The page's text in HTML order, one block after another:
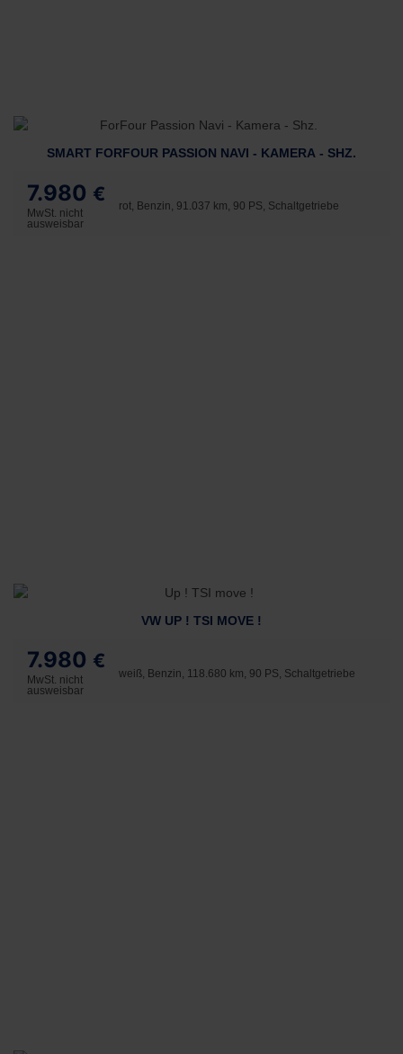
SMART FORFOUR PASSION NAVI - KAMERA - SHZ.
7.980 €
MwSt. nicht
ausweisbar
rot, Benzin, 91.037 km, 90 PS, Schaltgetriebe
VW UP ! TSI MOVE !
7.980 €
MwSt. nicht
ausweisbar
weiß, Benzin, 118.680 km, 90 PS, Schaltgetriebe